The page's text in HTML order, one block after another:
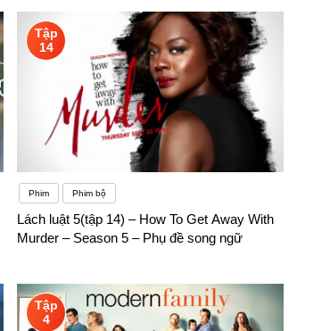
Tập
14
Phim Phim bộ
Lách luật 5(tập 14) – How To Get Away With
Murder – Season 5 – Phụ đề song ngữ
Tập
4